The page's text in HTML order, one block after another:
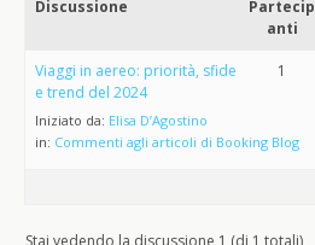
Discussione
Partecip
anti
Viaggi in aereo: priorità, sfide
e trend del 2024
Iniziato da: Elisa D’Agostino
in: Commenti agli articoli di Booking Blog
1
Stai vedendo la discussione 1 (di 1 totali)